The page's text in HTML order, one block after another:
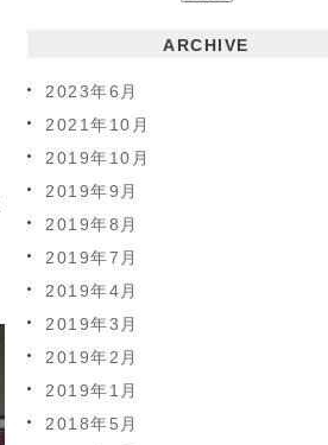
ARCHIVE
2023年6月
2021年10月
2019年10月
2019年9月
2019年8月
2019年7月
2019年4月
2019年3月
2019年2月
2019年1月
2018年5月